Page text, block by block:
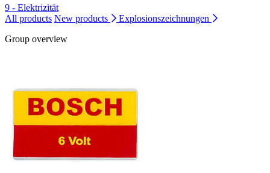
9 - Elektrizität
All products New products
Explosionszeichnungen
Group overview